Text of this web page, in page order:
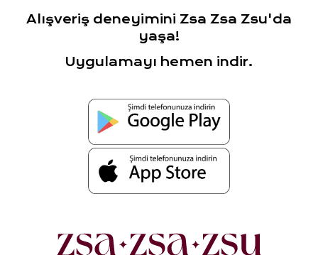
Alışveriş deneyimini Zsa Zsa Zsu'da
yaşa!
Uygulamayı hemen indir.